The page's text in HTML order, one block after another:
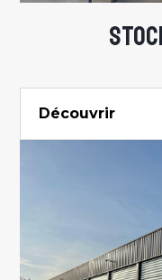
Découvrir